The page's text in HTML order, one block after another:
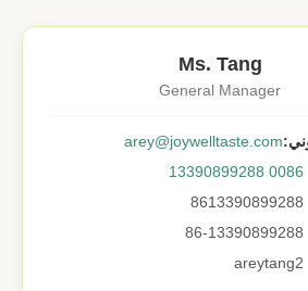
Ms. Tang
General Manager
arey@joywelltaste.com
0086 13390899288
8613390899288
86-13390899288
areytang2